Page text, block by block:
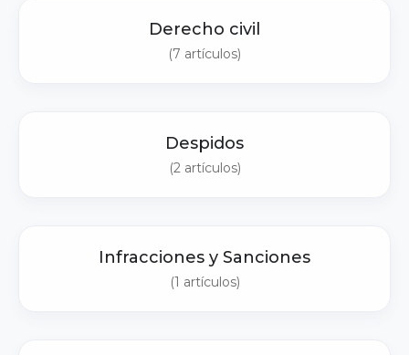
Derecho civil
(7 artículos)
Despidos
(2 artículos)
Infracciones y Sanciones
(1 artículos)